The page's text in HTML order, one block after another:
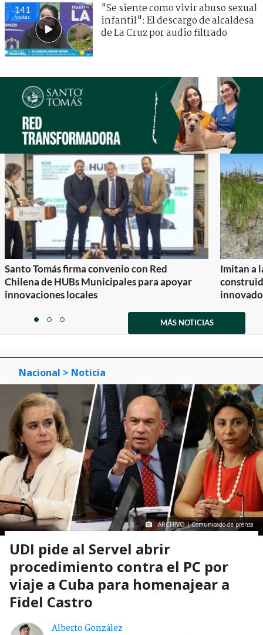
141
visitas
"Se siente como vivir abuso sexual
infantil": El descargo de alcaldesa
de La Cruz por audio filtrado
Santo Tomás firma convenio con Red
Chilena de HUBs Municipales para apoyar
innovaciones locales
Imitan a
itemitemitem
MÁS NOTICIAS
Nacional > Noticia
ARCHIVO | Comunicado de prensa
UDI pide al Servel abrir
procedimiento contra el PC por
viaje a Cuba para homenajear a
Fidel Castro
Alberto González